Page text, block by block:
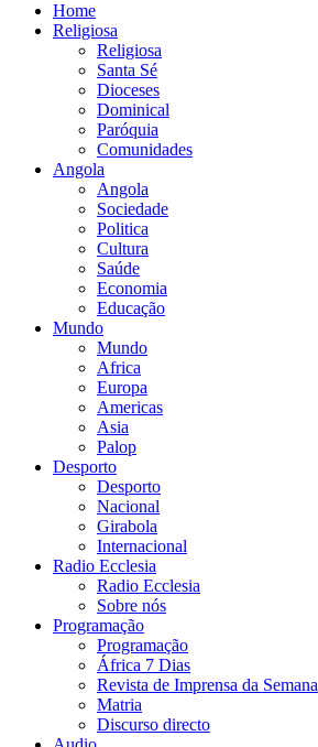
Home
Religiosa
Religiosa
Santa Sé
Dioceses
Dominical
Paróquia
Comunidades
Angola
Angola
Sociedade
Politica
Cultura
Saúde
Economia
Educação
Mundo
Mundo
Africa
Europa
Americas
Asia
Palop
Desporto
Desporto
Nacional
Girabola
Internacional
Radio Ecclesia
Radio Ecclesia
Sobre nós
Programação
Programação
África 7 Dias
Revista de Imprensa da Semana
Matria
Discurso directo